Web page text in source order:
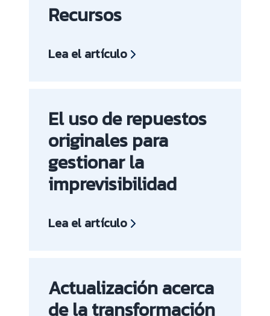
Recursos
Lea el artículo
El uso de repuestos
originales para
gestionar la
imprevisibilidad
Lea el artículo
Actualización acerca
de la transformación